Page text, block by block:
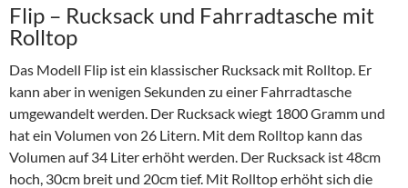
Flip – Rucksack und Fahrradtasche mit
Rolltop
Das Modell Flip ist ein klassischer Rucksack mit Rolltop. Er
kann aber in wenigen Sekunden zu einer Fahrradtasche
umgewandelt werden. Der Rucksack wiegt 1800 Gramm und
hat ein Volumen von 26 Litern. Mit dem Rolltop kann das
Volumen auf 34 Liter erhöht werden. Der Rucksack ist 48cm
hoch, 30cm breit und 20cm tief. Mit Rolltop erhöht sich die